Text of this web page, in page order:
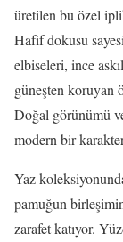
üretilen bu özel
Hafif dokusu
elbiseleri, ince
güneşten koruyan
Doğal görünümü
modern bir
Yaz
pamuğun
zarafet katıyor.